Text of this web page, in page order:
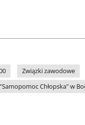
Związki zawodowe
Chłopska" w